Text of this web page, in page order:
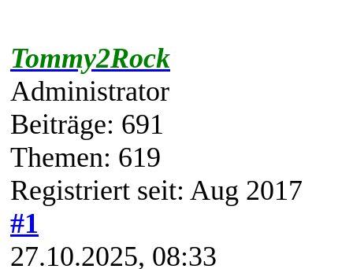
Tommy2Rock
Administrator
Beiträge: 691
Themen: 619
Registriert seit: Aug 2017
#1
27.10.2025, 08:33